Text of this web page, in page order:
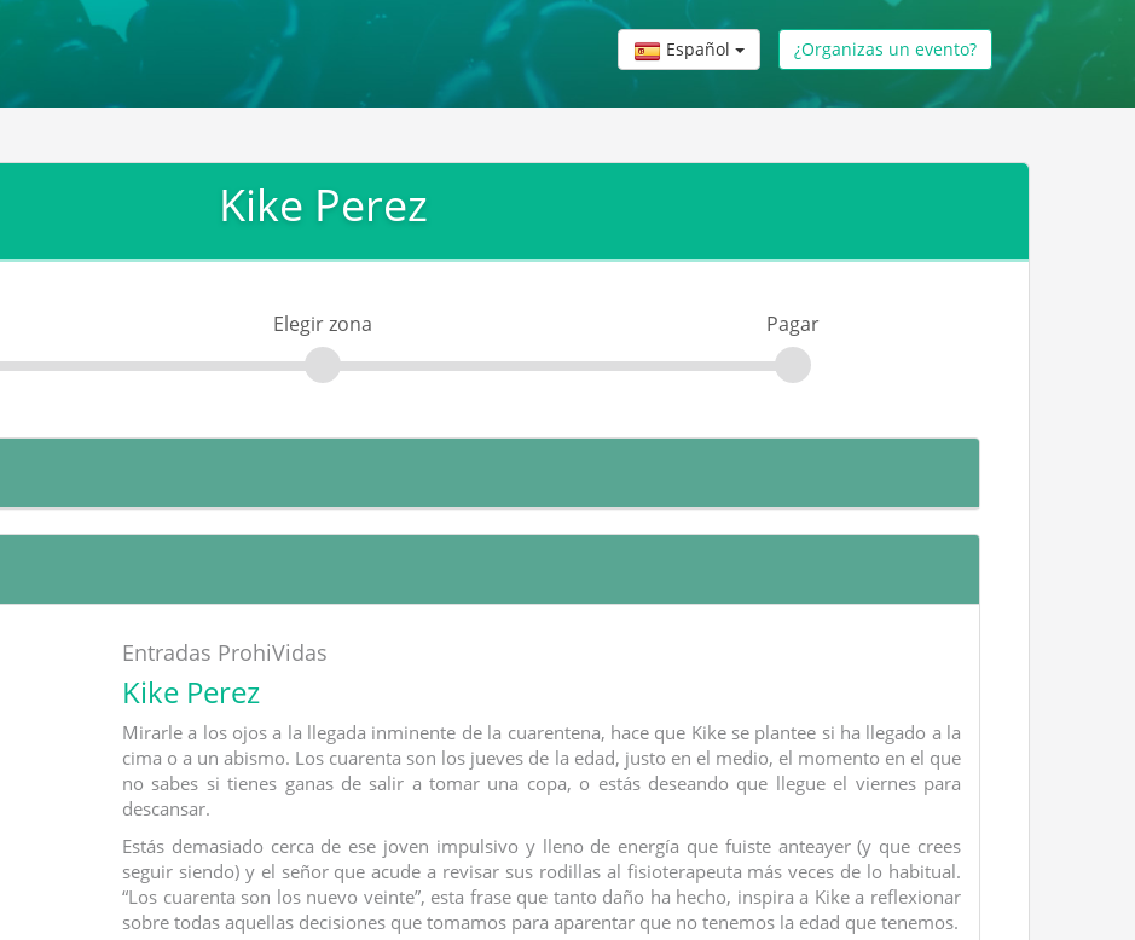
Español ¿Organizas un evento?
Kike Perez
Elegir zona Pagar
Entradas ProhiVidas
Kike Perez
Mirarle a los ojos a la llegada inminente de la cuarentena, hace que Kike se plantee si ha llegado a la
cima o a un abismo. Los cuarenta son los jueves de la edad, justo en el medio, el momento en el que
no sabes si tienes ganas de salir a tomar una copa, o estás deseando que llegue el viernes para
descansar.
Estás demasiado cerca de ese joven impulsivo y lleno de energía que fuiste anteayer (y que crees
seguir siendo) y el señor que acude a revisar sus rodillas al fisioterapeuta más veces de lo habitual.
“Los cuarenta son los nuevo veinte”, esta frase que tanto daño ha hecho, inspira a Kike a reflexionar
sobre todas aquellas decisiones que tomamos para aparentar que no tenemos la edad que tenemos.